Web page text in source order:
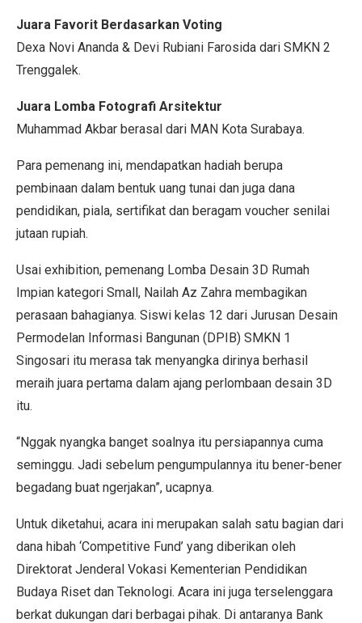
Juara Favorit Berdasarkan Voting
Dexa Novi Ananda & Devi Rubiani Farosida dari SMKN 2
Trenggalek.
Juara Lomba Fotografi Arsitektur
Muhammad Akbar berasal dari MAN Kota Surabaya.
Para pemenang ini, mendapatkan hadiah berupa
pembinaan dalam bentuk uang tunai dan juga dana
pendidikan, piala, sertifikat dan beragam voucher senilai
jutaan rupiah.
Usai exhibition, pemenang Lomba Desain 3D Rumah
Impian kategori Small, Nailah Az Zahra membagikan
perasaan bahagianya. Siswi kelas 12 dari Jurusan Desain
Permodelan Informasi Bangunan (DPIB) SMKN 1
Singosari itu merasa tak menyangka dirinya berhasil
meraih juara pertama dalam ajang perlombaan desain 3D
itu.
“Nggak nyangka banget soalnya itu persiapannya cuma
seminggu. Jadi sebelum pengumpulannya itu bener-bener
begadang buat ngerjakan”, ucapnya.
Untuk diketahui, acara ini merupakan salah satu bagian dari
dana hibah ‘Competitive Fund’ yang diberikan oleh
Direktorat Jenderal Vokasi Kementerian Pendidikan
Budaya Riset dan Teknologi. Acara ini juga terselenggara
berkat dukungan dari berbagai pihak. Di antaranya Bank